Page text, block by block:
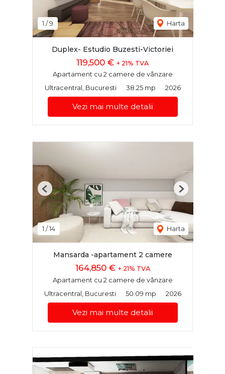
1 /9 Harta
Duplex- Estudio Buzesti-Victoriei
119,500 € + 21% TVA
Apartament cu 2 camere de vânzare
Ultracentral, Bucuresti
38.25 mp 2026
Vezi mai multe detalii
1 /14 Harta
Previous Next
Mansarda -apartament 2 camere
164,850 € + 21% TVA
Apartament cu 2 camere de vânzare
Ultracentral, Bucuresti
50.09 mp 2026
Vezi mai multe detalii